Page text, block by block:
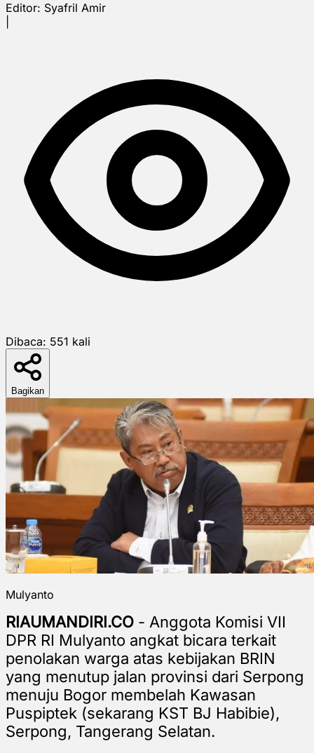
Editor: Syafril Amir
Dibaca: 551 kali
Bagikan
Mulyanto
RIAUMANDIRI.CO - Anggota Komisi VII
DPR RI Mulyanto angkat bicara terkait
penolakan warga atas kebijakan BRIN
yang menutup jalan provinsi dari Serpong
menuju Bogor membelah Kawasan
Puspiptek (sekarang KST BJ Habibie),
Serpong, Tangerang Selatan.